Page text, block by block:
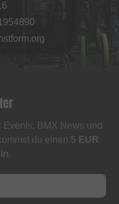
BMX News und
du einen 5 EUR
.